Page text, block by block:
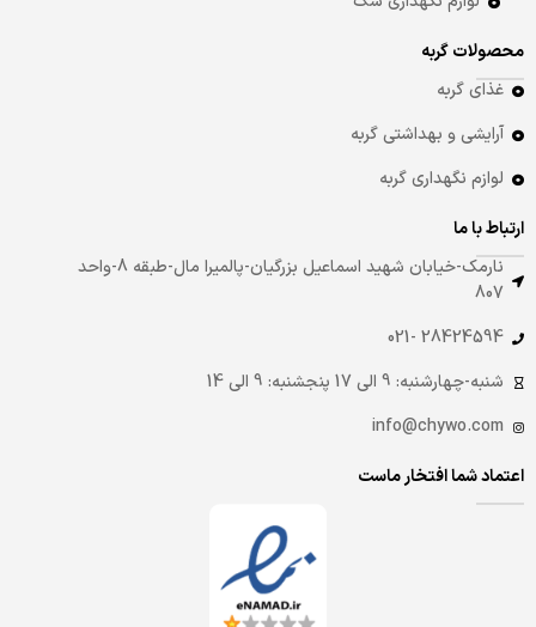
محصولات گربه
غذای گربه
آرایشی و بهداشتی گربه
لوازم نگهداری گربه
ارتباط با ما
نارمک-خیابان شهید اسماعیل بزرگیان-پالمیرا مال-طبقه 8-واحد
807
28424594 -021
شنبه-چهارشنبه: 9 الی 17 پنجشنبه: 9 الی 14
info@chywo.com
اعتماد شما افتخار ماست